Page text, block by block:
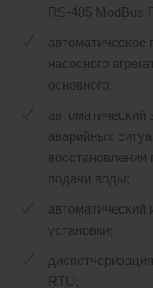
RS-485 ModBus
автоматическое
насосного
основного;
автоматический
аварийных
подачи воды;
автоматический
установки;
RTU;